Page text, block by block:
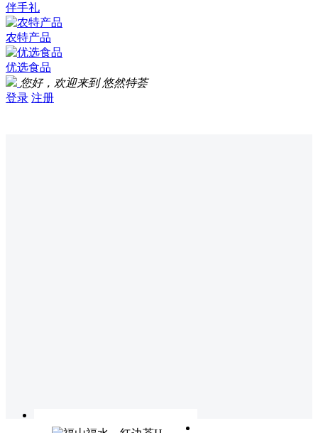
伴手礼
农特产品
优选食品
您好，欢迎来到 悠然特荟
登录 注册